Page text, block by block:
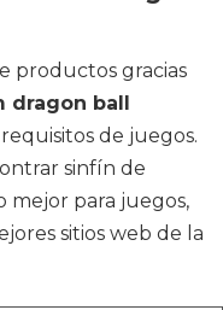
productos gracias
dragon ball
de juegos.
sinfín de
mejor para juegos,
sitios web de la